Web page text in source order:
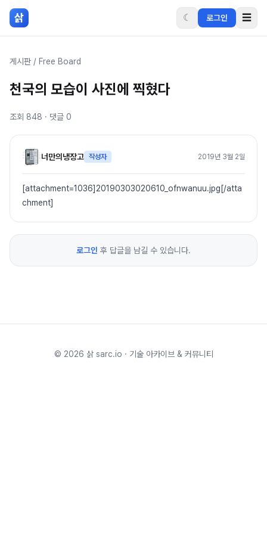
본문 바로가기
삵 ☾ 로그인 ☰
게시판 / Free Board
천국의 모습이 사진에 찍혔다
조회 848 · 댓글 0
너만의냉장고 작성자 2019년 3월 2일
[attachment=1036]20190303020610_ofnwanuu.jpg[/atta
chment]
로그인 후 답글을 남길 수 있습니다.
© 2026 삵 sarc.io · 기술 아카이브 & 커뮤니티